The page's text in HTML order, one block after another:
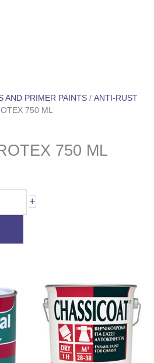
AND PRIMER PAINTS / ANTI-RUST
750 ML
750 ML
+